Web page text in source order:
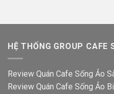
HỆ THỐNG GROUP CAFE
Review Quán Cafe Sống Ảo
Review Quán Cafe Sống Ảo